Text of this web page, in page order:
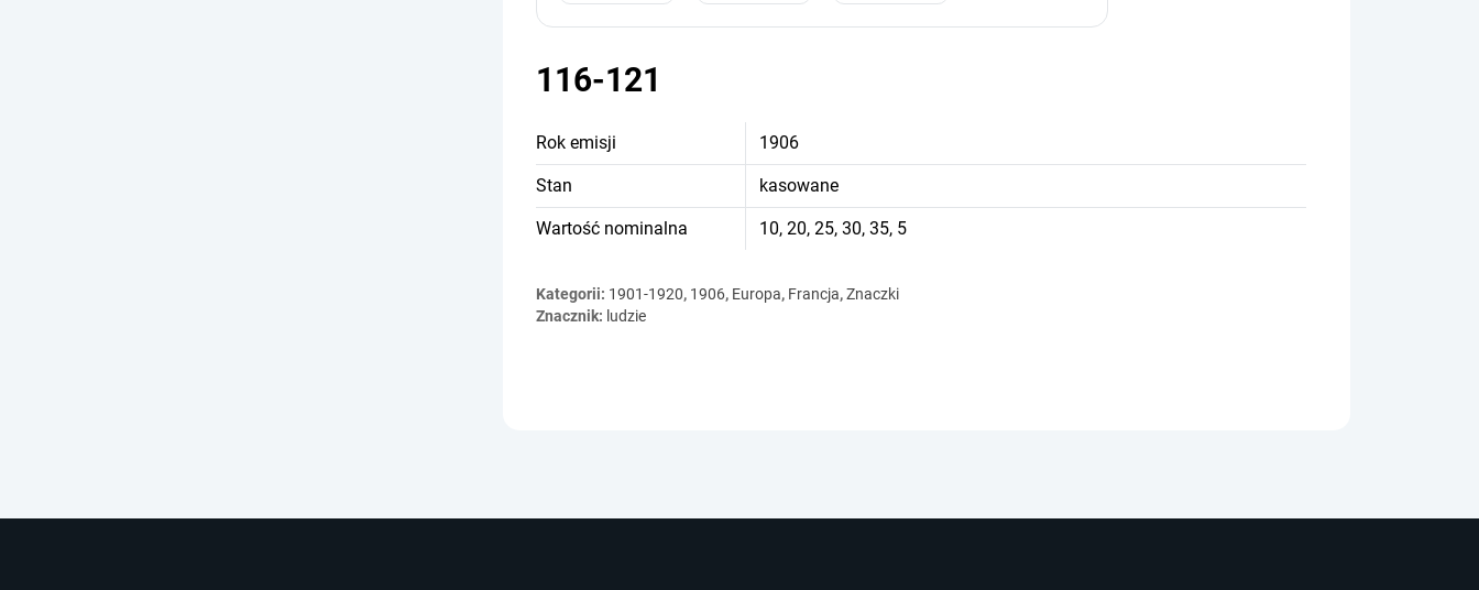
116-121
Rok emisji 1906
Stan kasowane
Wartość nominalna 10, 20, 25, 30, 35, 5
Kategorii: 1901-1920, 1906, Europa, Francja,Znaczki
Znacznik: ludzie